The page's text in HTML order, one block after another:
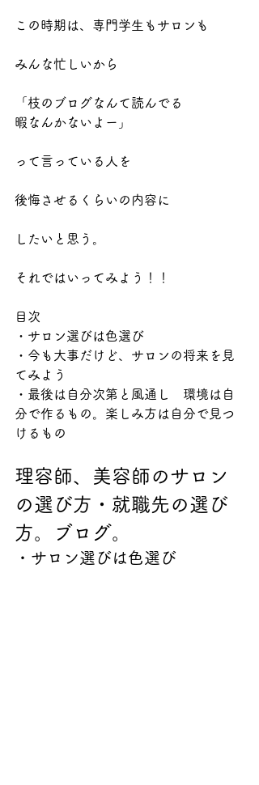
この時期は、専門学生もサロンも
みんな忙しいから
「枝のブログなんて読んでる
暇なんかないよー」
って言っている人を
後悔させるくらいの内容に
したいと思う。
それではいってみよう！！
目次
・サロン選びは色選び
・今も大事だけど、サロンの将来を見
てみよう
・最後は自分次第と風通し　環境は自
分で作るもの。楽しみ方は自分で見つ
けるもの
理容師、美容師のサロン
の選び方・就職先の選び
方。ブログ。
・サロン選びは色選び